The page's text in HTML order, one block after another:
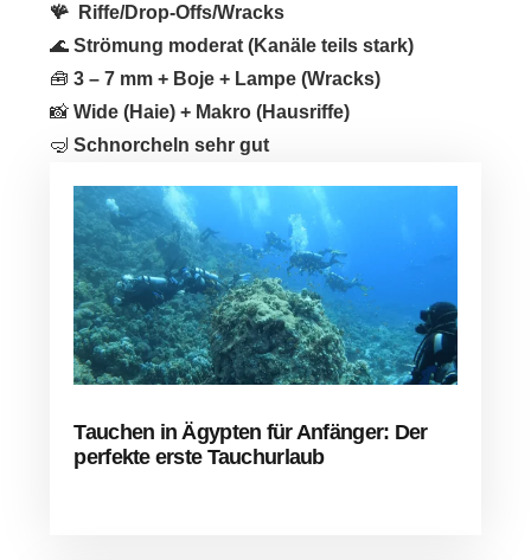
🪸
Riffe/Drop-Offs/Wracks
🌊Strömung moderat (Kanäle teils stark)
🧰3 – 7 mm + Boje + Lampe (Wracks)
📸Wide (Haie) + Makro (Hausriffe)
🤿Schnorcheln sehr gut
Tauchen in Ägypten für Anfänger: Der
perfekte erste Tauchurlaub